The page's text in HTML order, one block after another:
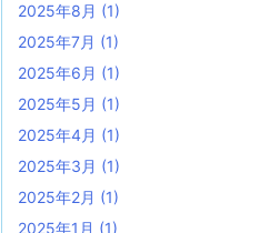
2025年8月 (1)
2025年7月 (1)
2025年6月 (1)
2025年5月 (1)
2025年4月 (1)
2025年3月 (1)
2025年2月 (1)
2025年1月 (1)